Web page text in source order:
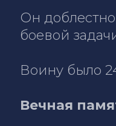
Он
боевой
Воину было
Вечная